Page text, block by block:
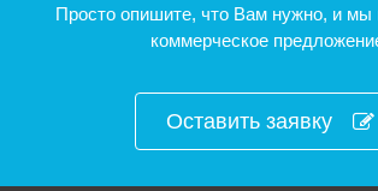
Просто опишите, что Вам нужно, и
коммерческое
Оставить заявку